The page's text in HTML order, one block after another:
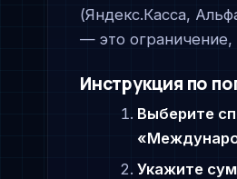
(Яндекс.Касса,
— это
Инструкция по
Выберите
Укажите